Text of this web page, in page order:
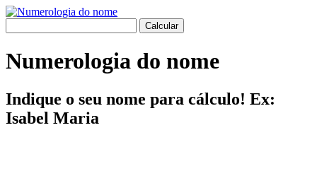
Numerologia do nome
Indique o seu nome para cálculo! Ex:
Isabel Maria